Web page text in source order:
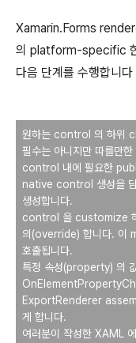
Xamarin.Forms
의 platform-specific
다음 단계를 수행합니다
원하는 control 의 하위
필수는 아니지만 따를만한
control 내에 필요한
native control 생성을
생성합니다.
control 을 customize
의(override) 합니다. 이
호출됩니다.
특정 속성(property) 의
ExportRenderer
게 합니다.
여러분이 작성한 XAML